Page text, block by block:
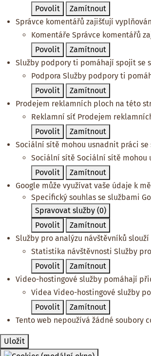
Povolit
Zamítnout
Správce komentářů zajišťují
Komentáře Správce komentářů
Povolit
Zamítnout
Služby podpory ti pomáhají spojit se
Podpora Služby podpory ti
Povolit
Zamítnout
Prodejem reklamních ploch na této
Reklamní síť Prodejem
Povolit
Zamítnout
Sociální sítě mohou usnadnit práci
Sociální sítě Sociální sítě mohou
Povolit
Zamítnout
Google může využívat vaše údaje k
Specifický souhlas se službami
Spravovat služby (0)
Povolit
Zamítnout
Služby pro analýzu návštěvníků
Statistika návštěvnosti Služby
Povolit
Zamítnout
Video-hostingové služby pomáhají
Videa Video-hostingové služby
Povolit
Zamítnout
Tento web nepoužívá žádné soubory
Uložit